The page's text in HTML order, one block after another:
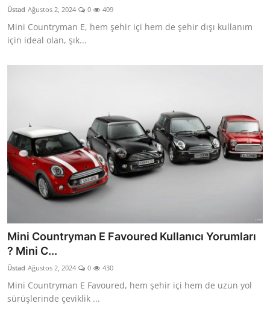
Üstad Ağustos 2, 2024 0 409
Mini Countryman E, hem şehir içi hem de şehir dışı kullanım
için ideal olan, şık...
Mini Countryman E Favoured Kullanıcı Yorumları
? Mini C...
Üstad Ağustos 2, 2024 0 430
Mini Countryman E Favoured, hem şehir içi hem de uzun yol
sürüşlerinde çeviklik ...